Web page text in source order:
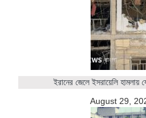
ইরানের জেলে ইসরায়েলি হামলায়
August 29,